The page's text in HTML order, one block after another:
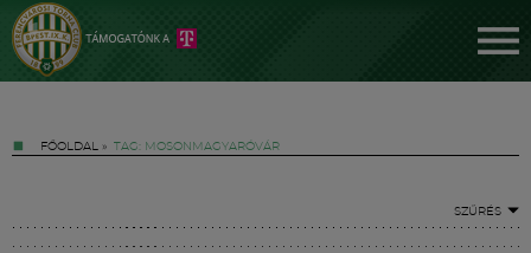
FŐOLDAL » TAG: MOSONMAGYARÓVÁR
SZŰRÉS